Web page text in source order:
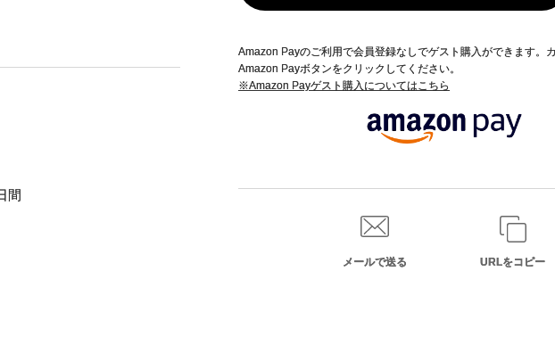
Amazon Payのご利用で会員登録なしでゲスト購入ができます。
Amazon Payボタンをクリックしてください。
※Amazon Payゲスト購入についてはこちら
メールで送る URLをコピー
間